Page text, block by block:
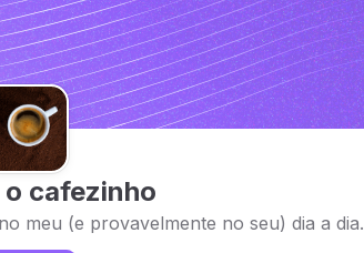
cafezinho
meu (e provavelmente no seu) dia a dia.